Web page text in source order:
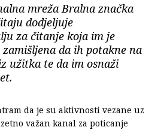
mreža Bralna značka
dodjeljuje
za čitanje koja im je
da ih potakne na
užitka te da im osnaži
da je su aktivnosti vezane uz
važan kanal za poticanje